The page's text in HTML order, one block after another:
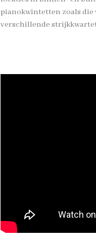
pianokwintetten zoals die
verschillende